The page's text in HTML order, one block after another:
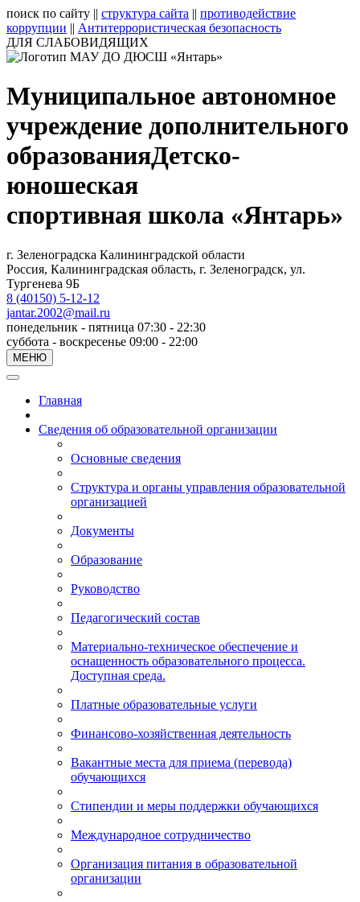
поиск по сайту || структура сайта || противодействие
коррупции || Антитеррористическая безопасность
ДЛЯ СЛАБОВИДЯЩИХ
Муниципальное автономное
учреждение дополнительного
образованияДетско-
юношеская
спортивная школа «Янтарь»
г. Зеленоградска Калининградской области
Россия, Калининградская область, г. Зеленоградск, ул.
Тургенева 9Б
8 (40150) 5-12-12
jantar.2002@mail.ru
понедельник - пятница 07:30 - 22:30
суббота - воскресенье 09:00 - 22:00
МЕНЮ
Главная
Сведения об образовательной организации
Основные сведения
Структура и органы управления образовательной
организацией
Документы
Образование
Руководство
Педагогический состав
Материально-техническое обеспечение и
оснащенность образовательного процесса.
Доступная среда.
Платные образовательные услуги
Финансово-хозяйственная деятельность
Вакантные места для приема (перевода)
обучающихся
Стипендии и меры поддержки обучающихся
Международное сотрудничество
Организация питания в образовательной
организации